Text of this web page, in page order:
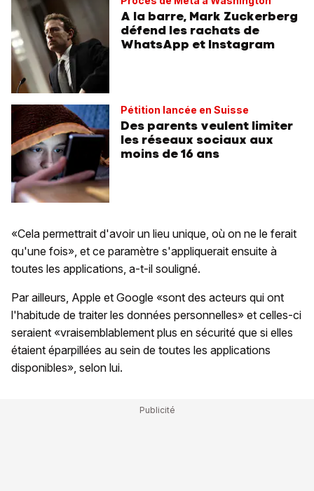
A la barre, Mark Zuckerberg
défend les rachats de
WhatsApp et Instagram
Pétition lancée en Suisse
Des parents veulent limiter
les réseaux sociaux aux
moins de 16 ans
«Cela permettrait d'avoir un lieu unique, où on ne le ferait
qu'une fois», et ce paramètre s'appliquerait ensuite à
toutes les applications, a-t-il souligné.
Par ailleurs, Apple et Google «sont des acteurs qui ont
l'habitude de traiter les données personnelles» et celles-ci
seraient «vraisemblablement plus en sécurité que si elles
étaient éparpillées au sein de toutes les applications
disponibles», selon lui.